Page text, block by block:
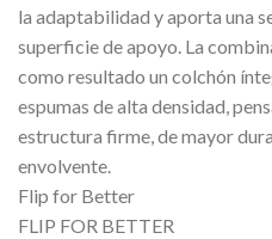
la adaptabilidad y aporta una
superficie de apoyo. La
como resultado un colchón
espumas de alta densidad,
estructura firme, de mayor
envolvente.
Flip for Better
FLIP FOR BETTER